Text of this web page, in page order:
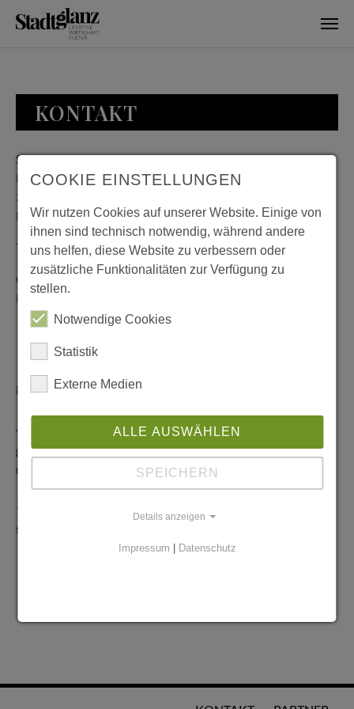
KONTAKT
Stadtglanz / mediaworld GmbH
Bankplatz 8
38100 Braunschweig
Deutschland
Telefon: 0531 482010-20
Geschäftszeiten: Montag bis Donnerstag 08:00 bis 18:00;
Freitag 08:00 bis 15:00
Redaktionelle Anfragen
info@stadtglanz.de
Anzeigen-Service
graen@mediaworldgmbh.deoder
meyer@mediaworldgmbh.de
tipps@stadtglanz.de
COOKIE EINSTELLUNGEN
Wir nutzen Cookies auf unserer Website. Einige von
ihnen sind technisch notwendig, während andere
uns helfen, diese Website zu verbessern oder
zusätzliche Funktionalitäten zur Verfügung zu
stellen.
Notwendige Cookies
Statistik
Externe Medien
ALLE AUSWÄHLEN
SPEICHERN
Details anzeigen
Impressum | Datenschutz